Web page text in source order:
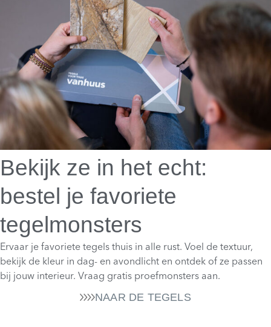
Bekijk ze in het echt:
bestel je favoriete
tegelmonsters
Ervaar je favoriete tegels thuis in alle rust. Voel de textuur,
bekijk de kleur in dag- en avondlicht en ontdek of ze passen
bij jouw interieur. Vraag gratis proefmonsters aan.
NAAR DE TEGELS